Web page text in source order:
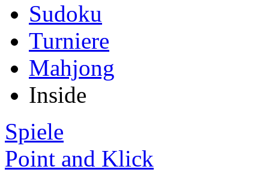
Sudoku
Turniere
Mahjong
Inside
Spiele
Point and Klick